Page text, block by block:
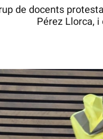
de docents
Pérez Llorca,